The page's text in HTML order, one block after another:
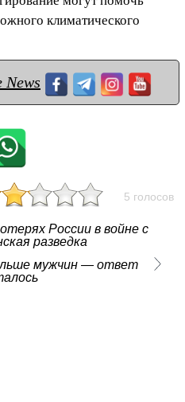
климатического
News
5 голосов
России в войне с
разведка
мужчин — ответ